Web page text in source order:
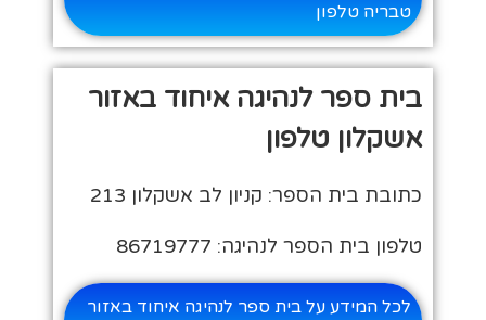
טבריה טלפון
בית ספר לנהיגה איחוד באזור
אשקלון טלפון
כתובת בית הספר: קניון לב אשקלון 213
טלפון בית הספר לנהיגה: 86719777
לכל המידע על בית ספר לנהיגה איחוד באזור